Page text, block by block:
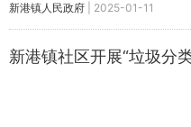
新港镇人民政府 2025-01-11
新港镇社区开展“垃圾分